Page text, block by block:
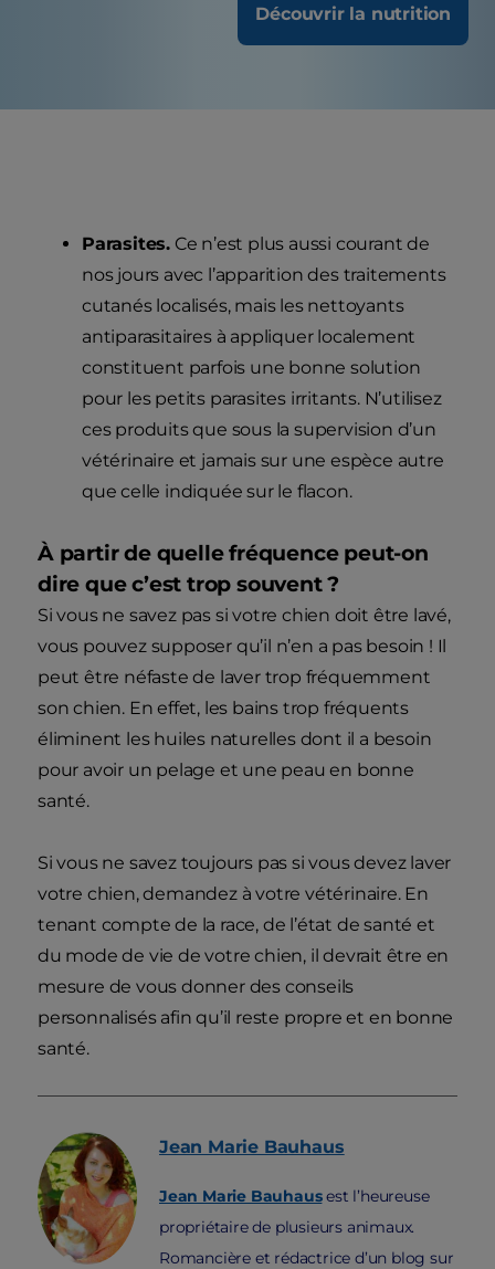
Découvrir la nutrition
Parasites. Ce n’est plus aussi courant de
nos jours avec l’apparition des traitements
cutanés localisés, mais les nettoyants
antiparasitaires à appliquer localement
constituent parfois une bonne solution
pour les petits parasites irritants. N’utilisez
ces produits que sous la supervision d’un
vétérinaire et jamais sur une espèce autre
que celle indiquée sur le flacon.
À partir de quelle fréquence peut-on
dire que c’est trop souvent ?
Si vous ne savez pas si votre chien doit être lavé,
vous pouvez supposer qu’il n’en a pas besoin ! Il
peut être néfaste de laver trop fréquemment
son chien. En effet, les bains trop fréquents
éliminent les huiles naturelles dont il a besoin
pour avoir un pelage et une peau en bonne
santé.
Si vous ne savez toujours pas si vous devez laver
votre chien, demandez à votre vétérinaire. En
tenant compte de la race, de l’état de santé et
du mode de vie de votre chien, il devrait être en
mesure de vous donner des conseils
personnalisés afin qu’il reste propre et en bonne
santé.
Jean Marie Bauhaus
Jean Marie Bauhausest l’heureuse
propriétaire de plusieurs animaux.
Romancière et rédactrice d’un blog sur